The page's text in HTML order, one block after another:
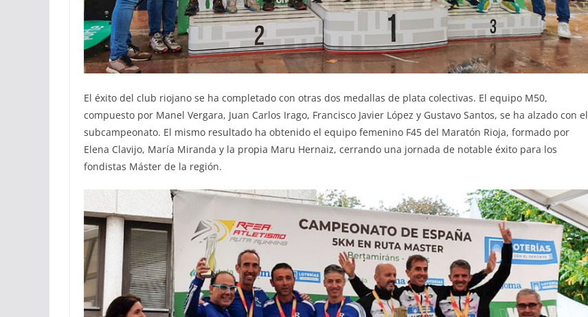
El éxito del club riojano se ha completado con otras dos medallas de plata colectivas. El equipo M50,
compuesto por Manel Vergara, Juan Carlos Irago, Francisco Javier López y Gustavo Santos, se ha alzado con el
subcampeonato. El mismo resultado ha obtenido el equipo femenino F45 del Maratón Rioja, formado por
Elena Clavijo, María Miranda y la propia Maru Hernaiz, cerrando una jornada de notable éxito para los
fondistas Máster de la región.